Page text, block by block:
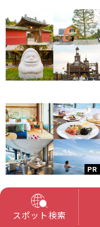
PR
スポット検索